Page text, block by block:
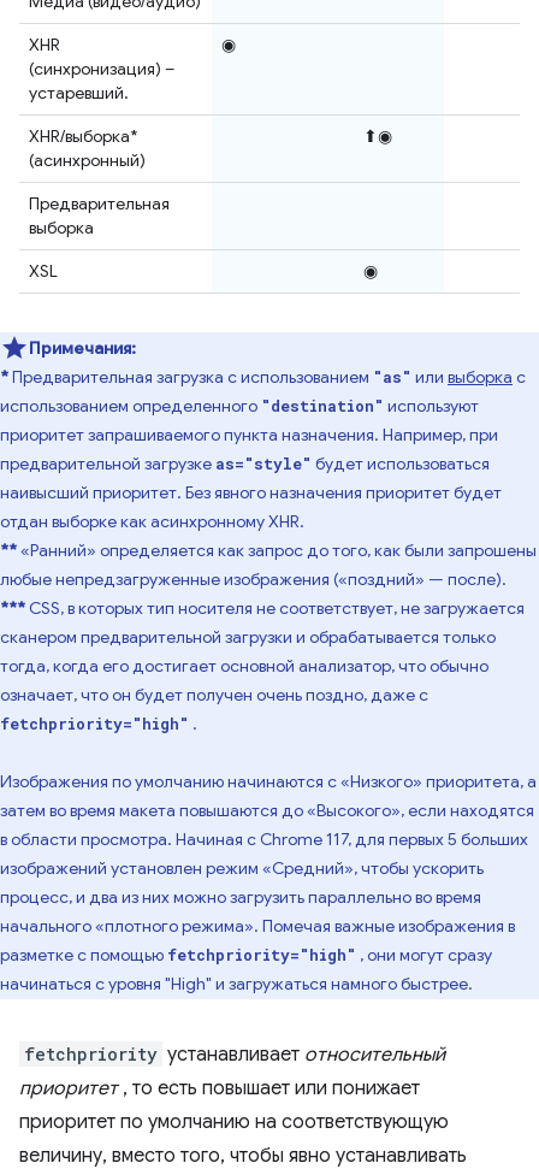
XHR
(синхронизация) –
устаревший.
◉
XHR/выборка*
(асинхронный)
⬆◉
Предварительная
выборка
XSL
◉
Примечания:
*Предварительная загрузка с использованием "as" или выборка с
использованием определенного "destination" используют
приоритет запрашиваемого пункта назначения. Например, при
предварительной загрузке as="style" будет использоваться
наивысший приоритет. Без явного назначения приоритет будет
отдан выборке как асинхронному XHR.
**«Ранний» определяется как запрос до того, как были запрошены
любые непредзагруженные изображения («поздний» — после).
*** CSS, в которых тип носителя не соответствует, не загружается
сканером предварительной загрузки и обрабатывается только
тогда, когда его достигает основной анализатор, что обычно
означает, что он будет получен очень поздно, даже с
fetchpriority="high" .
Изображения по умолчанию начинаются с «Низкого» приоритета, а
затем во время макета повышаются до «Высокого», если находятся
в области просмотра. Начиная с Chrome 117, для первых 5 больших
изображений установлен режим «Средний», чтобы ускорить
процесс, и два из них можно загрузить параллельно во время
начального «плотного режима». Помечая важные изображения в
разметке с помощью fetchpriority="high" , они могут сразу
начинаться с уровня "High" и загружаться намного быстрее.
fetchpriority устанавливает относительный
приоритет, то есть повышает или понижает
приоритет по умолчанию на соответствующую
величину, вместо того, чтобы явно устанавливать